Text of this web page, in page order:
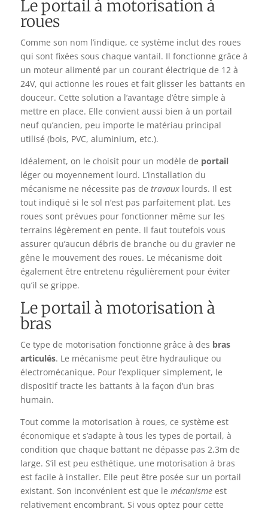
Le portail à motorisation à
roues
Comme son nom l’indique, ce système inclut des roues
qui sont fixées sous chaque vantail. Il fonctionne grâce à
un moteur alimenté par un courant électrique de 12 à
24V, qui actionne les roues et fait glisser les battants en
douceur. Cette solution a l’avantage d’être simple à
mettre en place. Elle convient aussi bien à un portail
neuf qu’ancien, peu importe le matériau principal
utilisé (bois, PVC, aluminium, etc.).
Idéalement, on le choisit pour un modèle de portail
léger ou moyennement lourd. L’installation du
mécanisme ne nécessite pas de travaux lourds. Il est
tout indiqué si le sol n’est pas parfaitement plat. Les
roues sont prévues pour fonctionner même sur les
terrains légèrement en pente. Il faut toutefois vous
assurer qu’aucun débris de branche ou du gravier ne
gêne le mouvement des roues. Le mécanisme doit
également être entretenu régulièrement pour éviter
qu’il se grippe.
Le portail à motorisation à
bras
Ce type de motorisation fonctionne grâce à des bras
articulés. Le mécanisme peut être hydraulique ou
électromécanique. Pour l’expliquer simplement, le
dispositif tracte les battants à la façon d’un bras
humain.
Tout comme la motorisation à roues, ce système est
économique et s’adapte à tous les types de portail, à
condition que chaque battant ne dépasse pas 2,3m de
large. S’il est peu esthétique, une motorisation à bras
est facile à installer. Elle peut être posée sur un portail
existant. Son inconvénient est que le mécanismeest
relativement encombrant. Si vous optez pour cette